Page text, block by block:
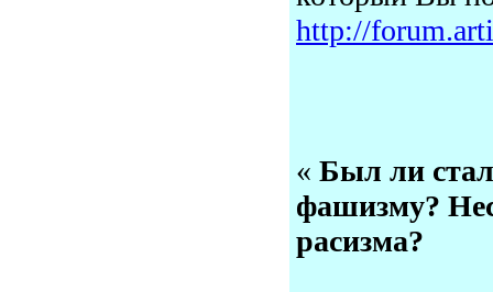
http://
« Был ли
фашизму?
расизма?